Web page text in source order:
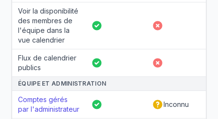
Voir la disponibilité
des membres de
l'équipe dans la
vue calendrier
Oui Non
Flux de calendrier
publics
Oui Non
ÉQUIPE ET ADMINISTRATION
Comptes gérés
par l'administrateur
Oui PartielInconnu